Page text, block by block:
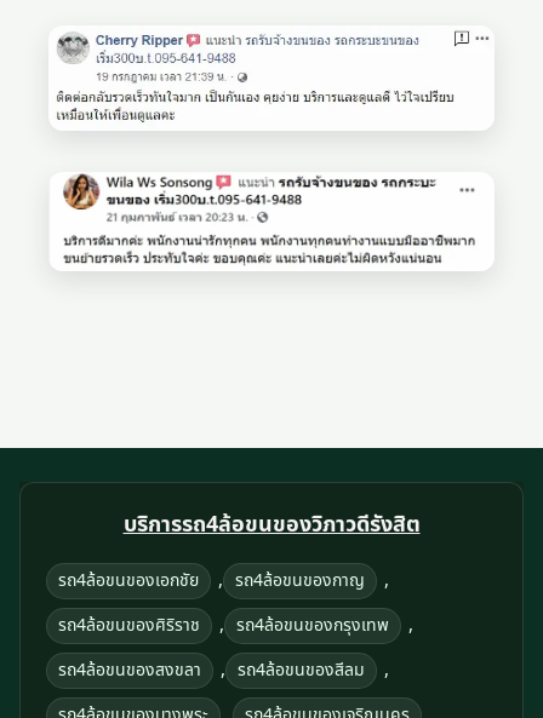
บริการรถ4ล้อขนของวิภาวดีรังสิต
รถ4ล้อขนของเอกชัย , รถ4ล้อขนของกาญ ,
รถ4ล้อขนของศิริราช , รถ4ล้อขนของกรุงเทพ ,
รถ4ล้อขนของสงขลา , รถ4ล้อขนของสีลม ,